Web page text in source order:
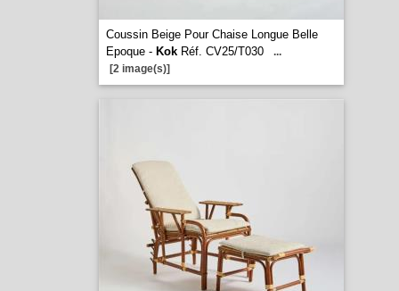
Coussin Beige Pour Chaise Longue Belle
Epoque - KokRéf. CV25/T030
...
[2 image(s)]